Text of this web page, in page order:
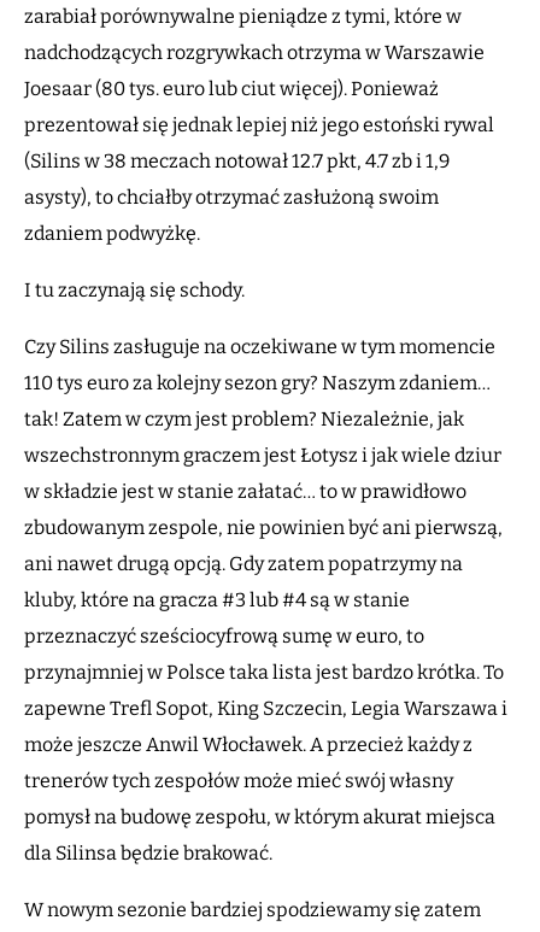
zarabiał porównywalne pieniądze z tymi, które w
nadchodzących rozgrywkach otrzyma w Warszawie
Joesaar (80 tys. euro lub ciut więcej). Ponieważ
prezentował się jednak lepiej niż jego estoński rywal
(Silins w 38 meczach notował 12.7 pkt, 4.7 zb i 1,9
asysty), to chciałby otrzymać zasłużoną swoim
zdaniem podwyżkę.
I tu zaczynają się schody.
Czy Silins zasługuje na oczekiwane w tym momencie
110 tys euro za kolejny sezon gry? Naszym zdaniem…
tak! Zatem w czym jest problem? Niezależnie, jak
wszechstronnym graczem jest Łotysz i jak wiele dziur
w składzie jest w stanie załatać… to w prawidłowo
zbudowanym zespole, nie powinien być ani pierwszą,
ani nawet drugą opcją. Gdy zatem popatrzymy na
kluby, które na gracza #3 lub #4 są w stanie
przeznaczyć sześciocyfrową sumę w euro, to
przynajmniej w Polsce taka lista jest bardzo krótka. To
zapewne Trefl Sopot, King Szczecin, Legia Warszawa i
może jeszcze Anwil Włocławek. A przecież każdy z
trenerów tych zespołów może mieć swój własny
pomysł na budowę zespołu, w którym akurat miejsca
dla Silinsa będzie brakować.
W nowym sezonie bardziej spodziewamy się zatem